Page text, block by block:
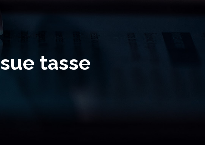
tasse